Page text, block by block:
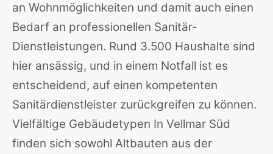
an Wohnmöglichkeiten und damit auch einen
Bedarf an professionellen Sanitär-
Dienstleistungen. Rund 3.500 Haushalte sind
hier ansässig, und in einem Notfall ist es
entscheidend, auf einen kompetenten
Sanitärdienstleister zurückgreifen zu können.
Vielfältige Gebäudetypen In Vellmar Süd
finden sich sowohl Altbauten aus der